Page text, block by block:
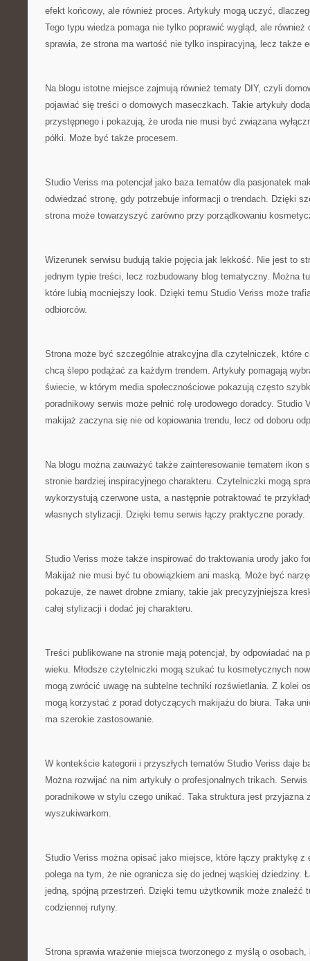
efekt końcowy, ale również proces. Artykuły mogą uczyć,
Tego typu wiedza pomaga nie tylko poprawić wygląd, ale
sprawia, że strona ma wartość nie tylko inspiracyjną, lecz także
Na blogu istotne miejsce zajmują również tematy DIY, czyli
pojawiać się treści o domowych maseczkach. Takie artykuły
przystępnego i pokazują, że uroda nie musi być związana
półki. Może być także procesem.
Studio Veriss ma potencjał jako baza tematów dla pasjonatek
odwiedzać stronę, gdy potrzebuje informacji o trendach. Dzięki
strona może towarzyszyć zarówno przy porządkowaniu
Wizerunek serwisu budują takie pojęcia jak lekkość. Nie jest to
jednym typie treści, lecz rozbudowany blog tematyczny. Można
które lubią mocniejszy look. Dzięki temu Studio Veriss może
odbiorców.
Strona może być szczególnie atrakcyjna dla czytelniczek, które
chcą ślepo podążać za każdym trendem. Artykuły pomagają
świecie, w którym media społecznościowe pokazują często
poradnikowy serwis może pełnić rolę urodowego doradcy. Studio
makijaż zaczyna się nie od kopiowania trendu, lecz od doboru
Na blogu można zauważyć także zainteresowanie tematem ikon
stronie bardziej inspiracyjnego charakteru. Czytelniczki mogą
wykorzystują czerwone usta, a następnie potraktować te
własnych stylizacji. Dzięki temu serwis łączy praktyczne porady.
Studio Veriss może także inspirować do traktowania urody jako
Makijaż nie musi być tu obowiązkiem ani maską. Może być
pokazuje, że nawet drobne zmiany, takie jak precyzyjniejsza
całej stylizacji i dodać jej charakteru.
Treści publikowane na stronie mają potencjał, by odpowiadać na
wieku. Młodsze czytelniczki mogą szukać tu kosmetycznych
mogą zwrócić uwagę na subtelne techniki rozświetlania. Z kolei
mogą korzystać z porad dotyczących makijażu do biura. Taka
ma szerokie zastosowanie.
W kontekście kategorii i przyszłych tematów Studio Veriss daje
Można rozwijać na nim artykuły o profesjonalnych trikach.
poradnikowe w stylu czego unikać. Taka struktura jest przyjazna
wyszukiwarkom.
Studio Veriss można opisać jako miejsce, które łączy praktykę z
polega na tym, że nie ogranicza się do jednej wąskiej dziedziny.
jedną, spójną przestrzeń. Dzięki temu użytkownik może znaleźć
codziennej rutyny.
Strona sprawia wrażenie miejsca tworzonego z myślą o